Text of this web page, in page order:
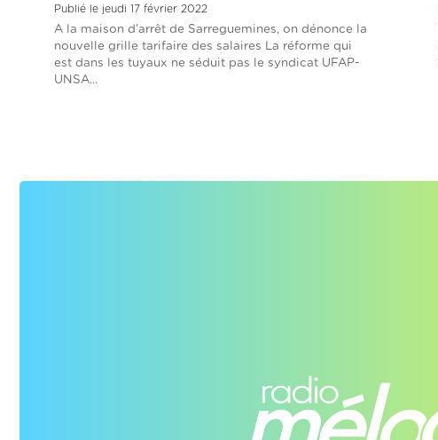
Publié le jeudi 17 février 2022
A la maison d’arrêt de Sarreguemines, on dénonce la
nouvelle grille tarifaire des salaires La réforme qui
est dans les tuyaux ne séduit pas le syndicat UFAP-
UNSA...